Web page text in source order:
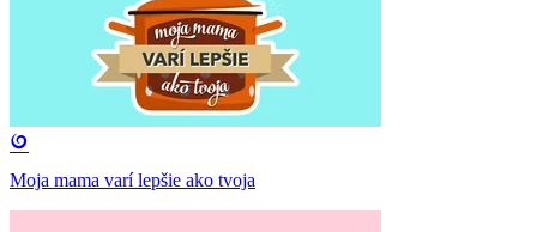
Moja mama varí lepšie ako tvoja